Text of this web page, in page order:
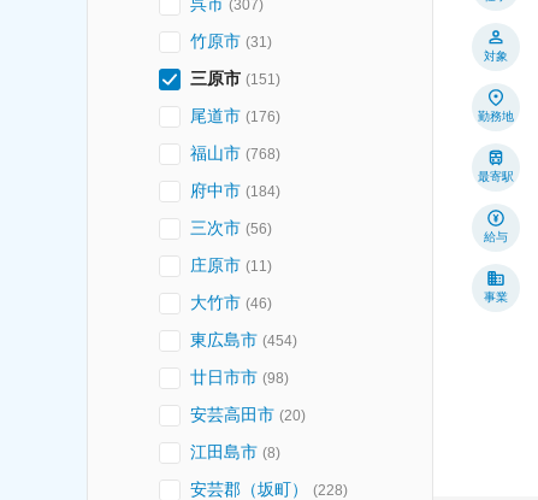
(307)
竹原市 (31 )
三原市 (151 )
尾道市 (176)
福山市 (768)
府中市 (184)
三次市 (56)
庄原市 (11 )
大竹市 (46)
東広島市 (454)
廿日市市 (98)
安芸高田市 (20)
江田島市 (8)
安芸郡（坂町） (228)
対象
勤務地
最寄駅
給与
事業